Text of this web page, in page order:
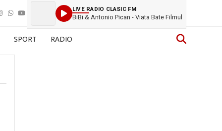
LIVE RADIO CLASIC FM
BiBi & Antonio Pican - Viata Bate Filmul
SPORT RADIO